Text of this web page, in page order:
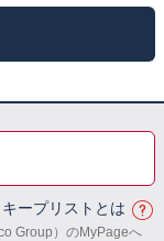
キープリストとは
Group）のMyPageへ